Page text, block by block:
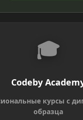
🎓
Codeby
курсы с
образца